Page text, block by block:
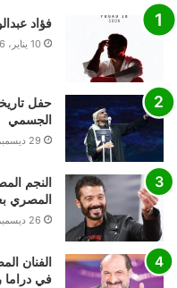
فؤاد
10 يناير، 2026
حفل
الجسمي
29 ديسمبر، 2025
النجم
المصري
26 ديسمبر، 2025
الفنان
في